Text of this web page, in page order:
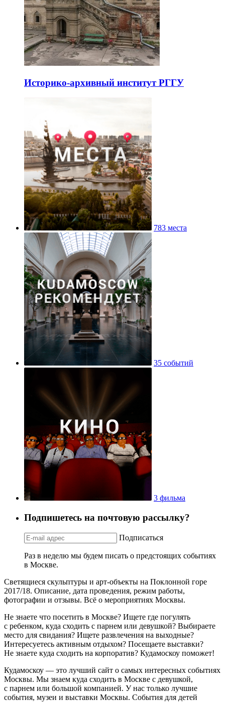
Историко-архивный институт РГГУ
783 места
35 событий
3 фильма
Подпишетесь на почтовую рассылку?
Подписаться
Раз в неделю мы будем писать о предстоящих событиях
в Москве.
Светящиеся скульптуры и арт-объекты на Поклонной горе
2017/18. Описание, дата проведения, режим работы,
фотографии и отзывы. Всё о мероприятиях Москвы.
Не знаете что посетить в Москве? Ищете где погулять
с ребенком, куда сходить с парнем или девушкой? Выбираете
место для свидания? Ищете развлечения на выходные?
Интересуетесь активным отдыхом? Посещаете выставки?
Не знаете куда сходить на корпоратив? Кудамоскоу поможет!
Кудамоскоу — это лучший сайт о самых интересных событиях
Москвы. Мы знаем куда сходить в Москве с девушкой,
с парнем или большой компанией. У нас только лучшие
события, музеи и выставки Москвы. События для детей